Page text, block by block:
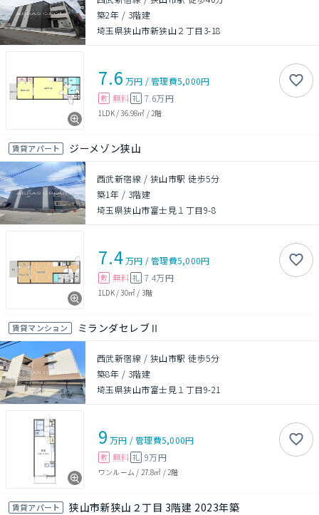
築2年 / 3階建
埼玉県狭山市新狭山２丁目3-18
7.6 万円 /管理費5,000円
敷 無料 礼 7.6万円
1LDK/36.98㎡ / 2階
賃貸アパート ジーメゾン狭山
西武新宿線 / 狭山市駅 徒歩5分
築1年 / 3階建
埼玉県狭山市富士見１丁目9-8
7.4万円 /管理費5,000円
敷 無料 礼 7.4万円
1LDK/30㎡ / 3階
賃貸マンション ミランダセレブⅡ
西武新宿線 / 狭山市駅 徒歩5分
築8年 / 3階建
埼玉県狭山市富士見１丁目9-21
9 万円 /管理費5,000円
敷 無料 礼 9万円
ワンルーム / 27.8㎡ / 2階
賃貸アパート 狭山市新狭山２丁目 3階建 2023年築